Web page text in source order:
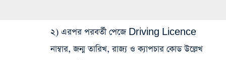
২) এরপর পরবর্তী পেজে Driving Licence
নাম্বার, জন্ম তারিখ, রাজ্য ও ক্যাপচার কোড উল্লেখ